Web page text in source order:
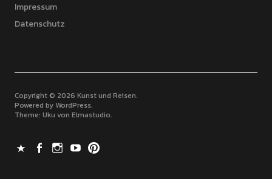
Impressum
Datenschutz
Copyright © 2026 Kunst und Reisen
Powered by WordPress
Theme: Uku von Elmastudio